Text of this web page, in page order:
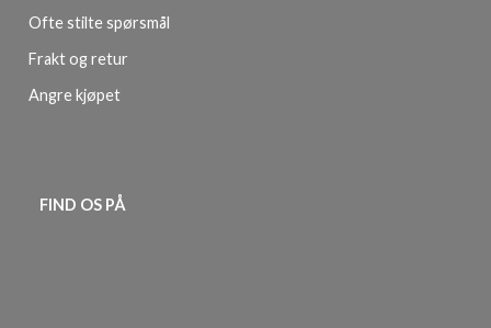
Ofte stilte spørsmål
Frakt og retur
Angre kjøpet
FIND OS PÅ